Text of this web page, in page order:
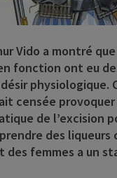
Vido a montré
fonction ont eu
censée
de l’excision
des liqueurs
des femmes a un